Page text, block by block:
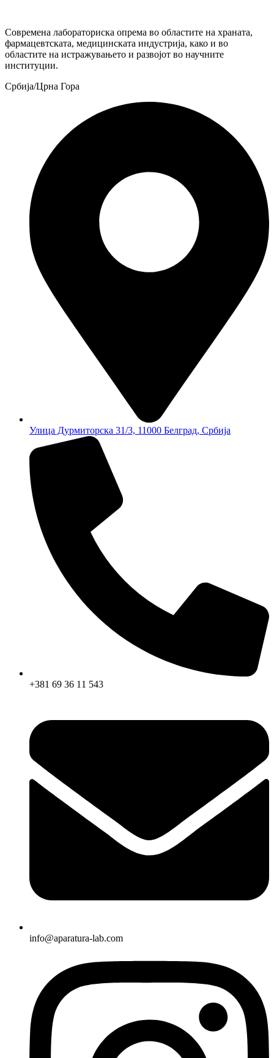
Современа лабораториска опрема во областите на храната,
фармацевтската, медицинската индустрија, како и во
областите на истражувањето и развојот во научните
институции.
Србија/Црна Гора
Улица Дурмиторска 31/3, 11000 Белград, Србија
+381 69 36 11 543
info@aparatura-lab.com